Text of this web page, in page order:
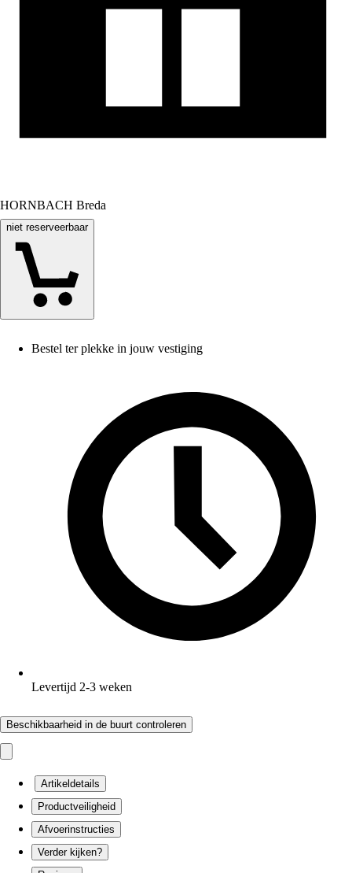
HORNBACH Breda
niet reserveerbaar
Bestel ter plekke in jouw vestiging
Levertijd 2-3 weken
Beschikbaarheid in de buurt controleren
Artikeldetails
Productveiligheid
Afvoerinstructies
Verder kijken?